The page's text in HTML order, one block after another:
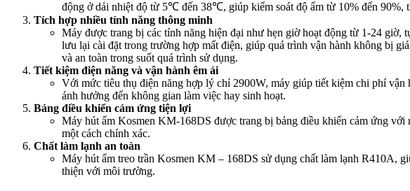
động ở dải nhiệt độ từ 5℃ đến 38℃, giúp kiểm soát độ ẩm từ 10% đến 90%,
Tích hợp nhiều tính năng thông minh
Máy được trang bị các tính năng hiện đại như hẹn giờ hoạt động từ 1-24
lưu lại cài đặt trong trường hợp mất điện, giúp quá trình vận hành không bị
và an toàn trong suốt quá trình sử dụng.
Tiết kiệm điện năng và vận hành êm ái
Với mức tiêu thụ điện năng hợp lý chỉ 2900W, máy giúp tiết kiệm chi phí
ảnh hưởng đến không gian làm việc hay sinh hoạt.
Bảng điều khiển cảm ứng tiện lợi
Máy hút ẩm Kosmen KM-168DS được trang bị bảng điều khiển cảm ứng
một cách chính xác.
Chất làm lạnh an toàn
Máy hút ẩm treo trần Kosmen KM – 168DS sử dụng chất làm lạnh R410A,
thiện với môi trường.